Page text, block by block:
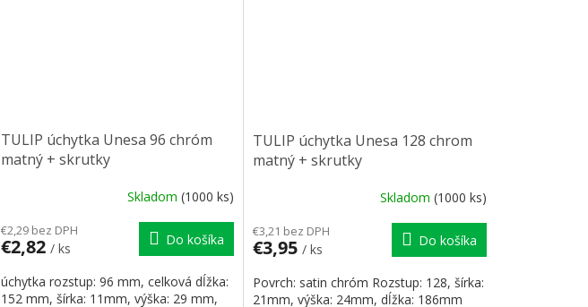
TULIP úchytka Unesa 96 chróm
matný + skrutky
Skladom (1000 ks)
€2,29 bez DPH
€2,82 / ks
Do košíka
úchytka rozstup: 96 mm, celková dĺžka:
152 mm, šírka: 11mm, výška: 29 mm,
TULIP úchytka Unesa 128 chrom
matný + skrutky
Skladom (1000 ks)
€3,21 bez DPH
€3,95 / ks
Do košíka
Povrch: satin chróm Rozstup: 128, šírka:
21mm, výška: 24mm, dĺžka: 186mm